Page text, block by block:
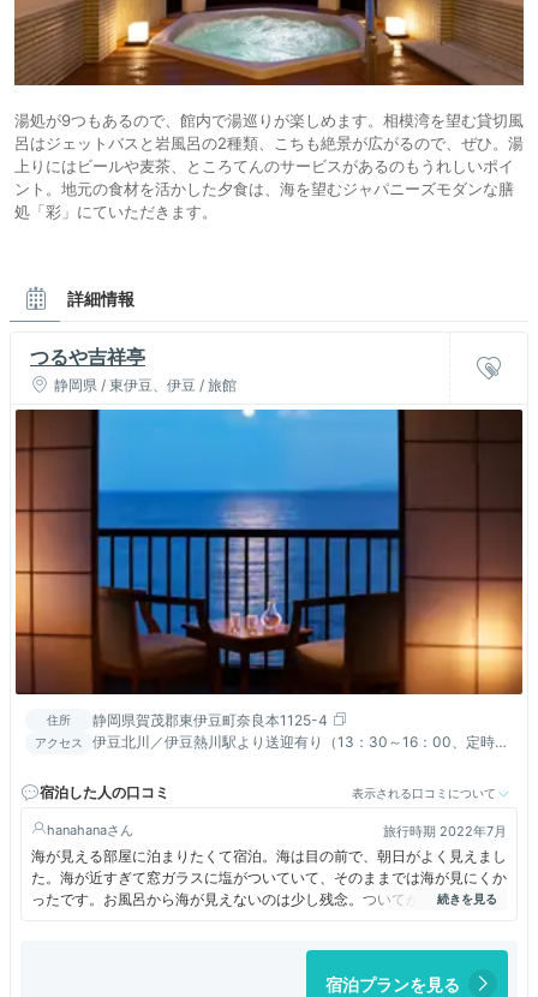
湯処が9つもあるので、館内で湯巡りが楽しめます。相模湾を望む貸切風
呂はジェットバスと岩風呂の2種類、こちも絶景が広がるので、ぜひ。湯
上りにはビールや麦茶、ところてんのサービスがあるのもうれしいポイ
ント。地元の食材を活かした夕食は、海を望むジャパニーズモダンな膳
処「彩」にていただきます。
詳細情報
つるや吉祥亭
静岡県 / 東伊豆、伊豆 / 旅館
住所 静岡県賀茂郡東伊豆町奈良本1125-4
アクセス
伊豆北川／伊豆熱川駅より送迎有り（13：30～16：00、定時送
宿泊した人の口コミ
表示される口コミについて
hanahana 旅行時期 2022年7月
海が見える部屋に泊まりたくて宿泊。海は目の前で、朝日がよく見えまし
た。海が近すぎて窓ガラスに塩がついていて、そのままでは海が見にくか
ったです。お風呂から海が見えないのは少し残念。ついてからドリンクや
焼きとうもろこしのサービス、お風呂上がりの、ビールやところてんなど
もなく、一般的な内容だったのが少し残念。金目鯛の煮付けも少しパサつ
宿泊プランを見る